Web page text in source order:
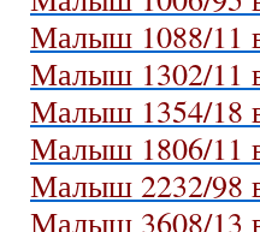
Малыш 1088/11
Малыш 1302/11
Малыш 1354/18
Малыш 1806/11
Малыш 2232/98
Малыш 3608/13